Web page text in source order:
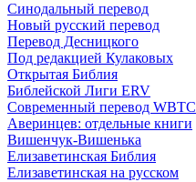
Синодальный перевод
Новый русский перевод
Перевод Десницкого
Под редакцией Кулаковых
Открытая Библия
Библейской Лиги ERV
Cовременный перевод WBTC
Аверинцев: отдельные книги
Вишенчук-Вишенька
Елизаветинская Библия
Елизаветинская на русском